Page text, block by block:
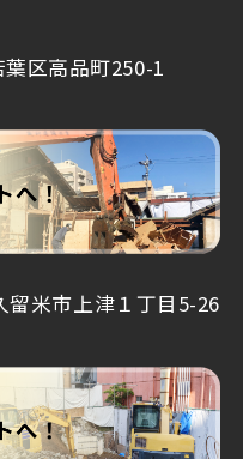
区高品町250-1
米市上津１丁目5-26